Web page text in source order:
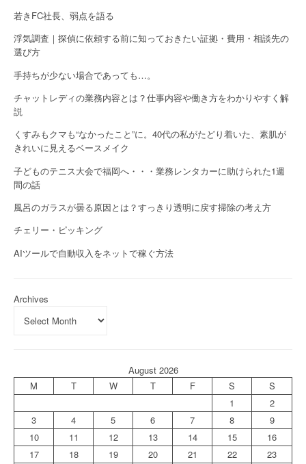
若きFC社長、弱点を語る
浮気調査｜探偵に依頼する前に知っておきたい証拠・費用・相談先の
選び方
手持ちが少ない場合であっても…。
チャットレディの業務内容とは？仕事内容や働き方をわかりやすく解
説
くすみもクマも“なかったこと”に。40代の私がたどり着いた、素肌が
きれいに見えるベースメイク
子どものテニス大会で福岡へ・・・業務レンタカーに助けられた1週
間の話
風呂のガラスが曇る原因とは？すっきり透明に戻す掃除の考え方
チェリー・ピッキング
AIツールで自動収入をネットで稼ぐ方法
Archives
August 2026
M
T W T F S
S
1
2
3
4 5 6 7 8
9
10
11 12 13 14 15
16
17
18 19 20 21 22 23